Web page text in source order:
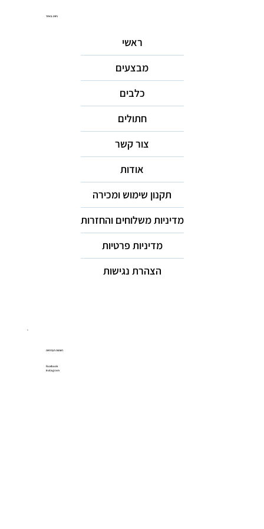
ניווט באתר
ראשי
מבצעים
כלבים
חתולים
צור קשר
אודות
תקנון שימוש ומכירה
מדיניות משלוחים והחזרות
מדיניות פרטיות
הצהרת נגישות
רשתות חברתיות
Facebook
Instagram